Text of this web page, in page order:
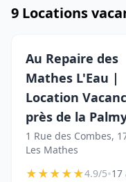
9 Locations
Au Repaire des
Mathes L'Eau |
Location
près de la
1 Rue des Combes,
Les Mathes
★★★★★4.9/5•17